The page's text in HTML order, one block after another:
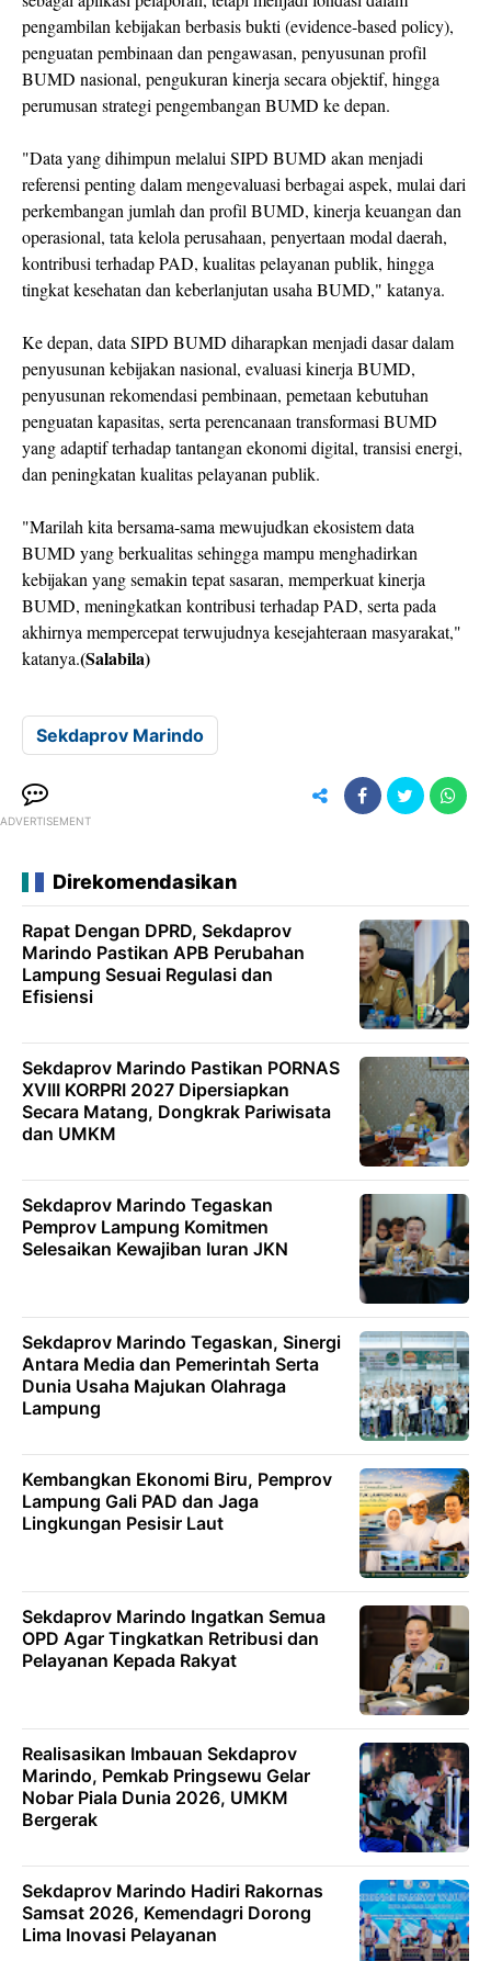
pengambilan kebijakan berbasis bukti (evidence-based policy),
penguatan pembinaan dan pengawasan, penyusunan profil
BUMD nasional, pengukuran kinerja secara objektif, hingga
perumusan strategi pengembangan BUMD ke depan.
"Data yang dihimpun melalui SIPD BUMD akan menjadi
referensi penting dalam mengevaluasi berbagai aspek, mulai dari
perkembangan jumlah dan profil BUMD, kinerja keuangan dan
operasional, tata kelola perusahaan, penyertaan modal daerah,
kontribusi terhadap PAD, kualitas pelayanan publik, hingga
tingkat kesehatan dan keberlanjutan usaha BUMD," katanya.
Ke depan, data SIPD BUMD diharapkan menjadi dasar dalam
penyusunan kebijakan nasional, evaluasi kinerja BUMD,
penyusunan rekomendasi pembinaan, pemetaan kebutuhan
penguatan kapasitas, serta perencanaan transformasi BUMD
yang adaptif terhadap tantangan ekonomi digital, transisi energi,
dan peningkatan kualitas pelayanan publik.
"Marilah kita bersama-sama mewujudkan ekosistem data
BUMD yang berkualitas sehingga mampu menghadirkan
kebijakan yang semakin tepat sasaran, memperkuat kinerja
BUMD, meningkatkan kontribusi terhadap PAD, serta pada
akhirnya mempercepat terwujudnya kesejahteraan masyarakat,"
katanya.(Salabila)
Sekdaprov Marindo
ADVERTISEMENT
Direkomendasikan
Rapat Dengan DPRD, Sekdaprov
Marindo Pastikan APB Perubahan
Lampung Sesuai Regulasi dan
Efisiensi
Sekdaprov Marindo Pastikan PORNAS
XVIII KORPRI 2027 Dipersiapkan
Secara Matang, Dongkrak Pariwisata
dan UMKM
Sekdaprov Marindo Tegaskan
Pemprov Lampung Komitmen
Selesaikan Kewajiban Iuran JKN
Sekdaprov Marindo Tegaskan, Sinergi
Antara Media dan Pemerintah Serta
Dunia Usaha Majukan Olahraga
Lampung
Kembangkan Ekonomi Biru, Pemprov
Lampung Gali PAD dan Jaga
Lingkungan Pesisir Laut
Sekdaprov Marindo Ingatkan Semua
OPD Agar Tingkatkan Retribusi dan
Pelayanan Kepada Rakyat
Realisasikan Imbauan Sekdaprov
Marindo, Pemkab Pringsewu Gelar
Nobar Piala Dunia 2026, UMKM
Bergerak
Sekdaprov Marindo Hadiri Rakornas
Samsat 2026, Kemendagri Dorong
Lima Inovasi Pelayanan